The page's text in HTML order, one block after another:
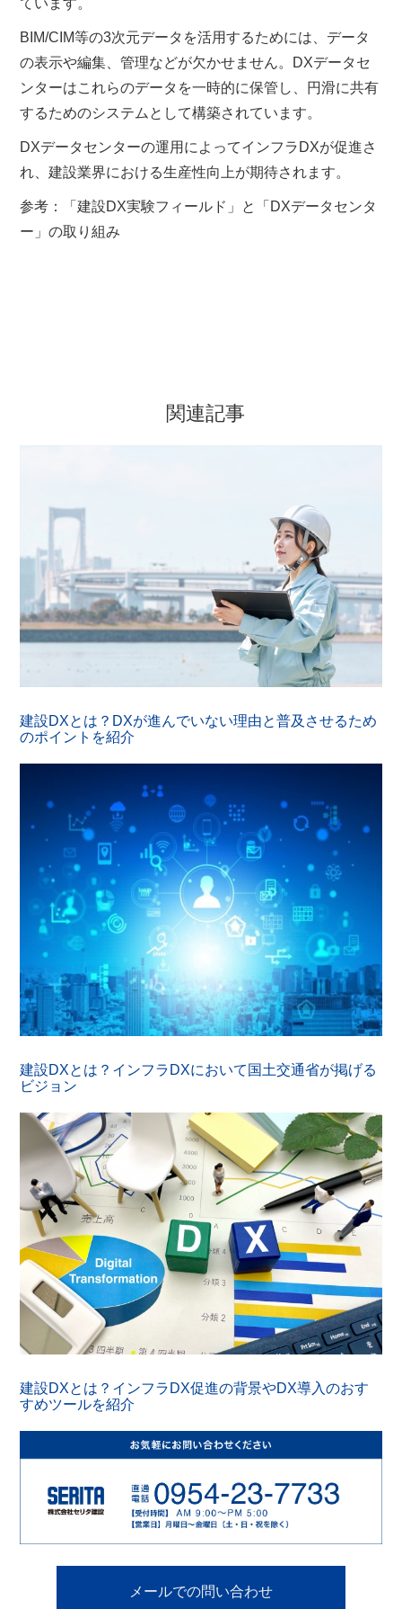
ています。
BIM/CIM等の3次元データを活用するためには、データ
の表示や編集、管理などが欠かせません。DXデータセ
ンターはこれらのデータを一時的に保管し、円滑に共有
するためのシステムとして構築されています。
DXデータセンターの運用によってインフラDXが促進さ
れ、建設業界における生産性向上が期待されます。
参考：「建設DX実験フィールド」と「DXデータセンタ
ー」の取り組み
関連記事
建設DXとは？DXが進んでいない理由と普及させるため
のポイントを紹介
建設DXとは？インフラDXにおいて国土交通省が掲げる
ビジョン
建設DXとは？インフラDX促進の背景やDX導入のおす
すめツールを紹介
メールでの問い合わせ